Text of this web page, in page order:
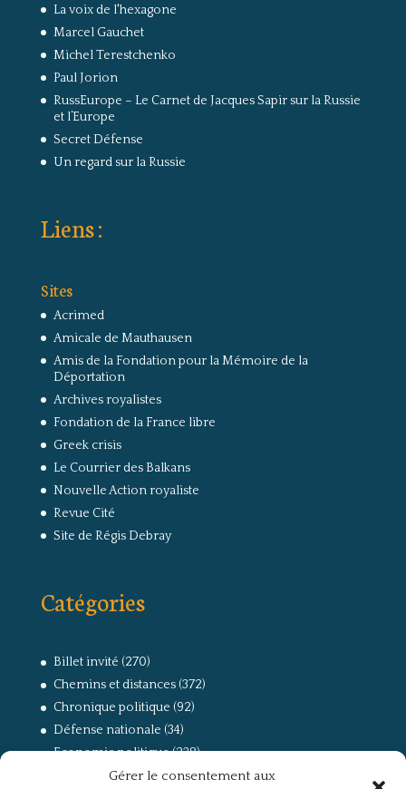
Gérer le consentement aux
La voix de l'hexagone
Marcel Gauchet
Michel Terestchenko
Paul Jorion
RussEurope – Le Carnet de Jacques Sapir sur la Russie
et l’Europe
Secret Défense
Un regard sur la Russie
Liens :
Sites
Acrimed
Amicale de Mauthausen
Amis de la Fondation pour la Mémoire de la
Déportation
Archives royalistes
Fondation de la France libre
Greek crisis
Le Courrier des Balkans
Nouvelle Action royaliste
Revue Cité
Site de Régis Debray
Catégories
Billet invité (270)
Chemins et distances(372)
Chronique politique (92)
Défense nationale (34)
Economie politique(238)
(168)